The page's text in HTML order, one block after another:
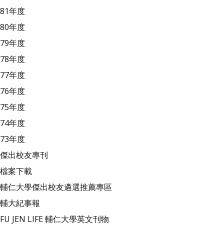
81年度
80年度
79年度
78年度
77年度
76年度
75年度
74年度
73年度
傑出校友專刊
檔案下載
輔仁大學傑出校友遴選推薦專區
輔大紀事報
FU JEN LIFE 輔仁大學英文刊物